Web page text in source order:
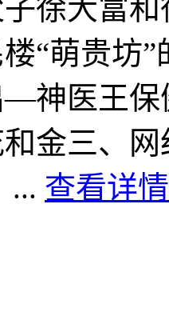
徐大富
“萌贵坊
神医王保
金三、
... 查看详